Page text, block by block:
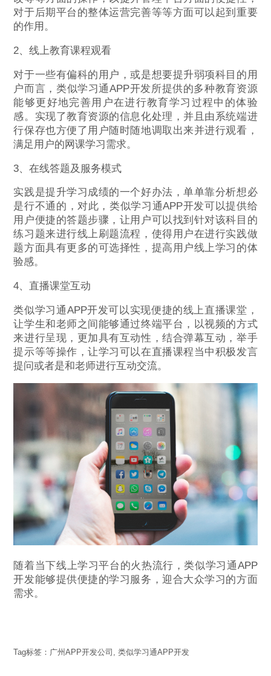
对于后期平台的整体运营完善等等方面可以起到重要
的作用。
2、线上教育课程观看
对于一些有偏科的用户，或是想要提升弱项科目的用
户而言，类似学习通APP开发所提供的多种教育资源
能够更好地完善用户在进行教育学习过程中的体验
感。实现了教育资源的信息化处理，并且由系统端进
行保存也方便了用户随时随地调取出来并进行观看，
满足用户的网课学习需求。
3、在线答题及服务模式
实践是提升学习成绩的一个好办法，单单靠分析想必
是行不通的，对此，类似学习通APP开发可以提供给
用户便捷的答题步骤，让用户可以找到针对该科目的
练习题来进行线上刷题流程，使得用户在进行实践做
题方面具有更多的可选择性，提高用户线上学习的体
验感。
4、直播课堂互动
类似学习通APP开发可以实现便捷的线上直播课堂，
让学生和老师之间能够通过终端平台，以视频的方式
来进行呈现，更加具有互动性，结合弹幕互动，举手
提示等等操作，让学习可以在直播课程当中积极发言
提问或者是和老师进行互动交流。
随着当下线上学习平台的火热流行，类似学习通APP
开发能够提供便捷的学习服务，迎合大众学习的方面
需求。
Tag标签： 广州APP开发公司 ,类似学习通APP开发